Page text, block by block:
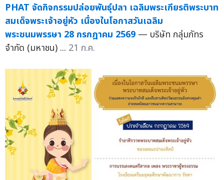
PHAT จัดกิจกรรมปล่อยพันธุ์ปลา เฉลิมพระเกียรติพระบาท
สมเด็จพระเจ้าอยู่หัว เนื่องในโอกาสวันเฉลิม
พระชนมพรรษา 28 กรกฎาคม 2569 — บริษัท กลุ่มภัทร
จำกัด (มหาชน) ... 21 ก.ค.